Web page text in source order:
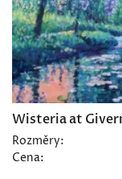
Wisteria at
Rozměry:
Cena: